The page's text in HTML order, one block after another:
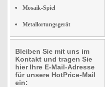
Mosaik-Spiel
Metallortungsgerät
Bleiben Sie mit uns im
Kontakt und tragen Sie
hier Ihre E-Mail-Adresse
für unsere HotPrice-Mail
ein: